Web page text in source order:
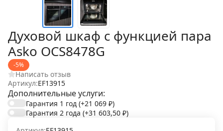
Духовой шкаф с функцией пара
Asko OCS8478G
-5%
Написать отзыв
Артикул:EF13915
Дополнительные услуги:
Гарантия 1 год (+21 069 ₽)
Гарантия 2 года (+31 603,50 ₽)